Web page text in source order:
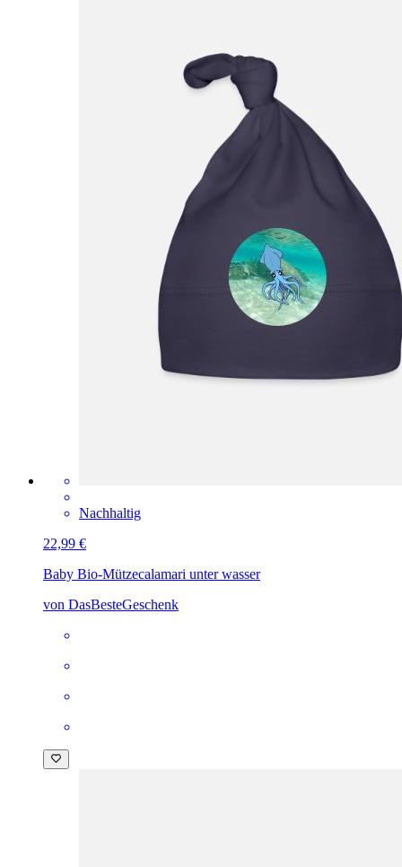
Nachhaltig
22,99 €
Baby Bio-Mützecalamari unter wasser
von DasBesteGeschenk